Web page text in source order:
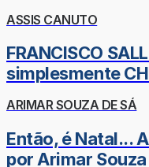
ASSIS CANUTO
FRANCISCO
simplesmente
ARIMAR SOUZA DE SÁ
Então, é Natal...
por Arimar Souza